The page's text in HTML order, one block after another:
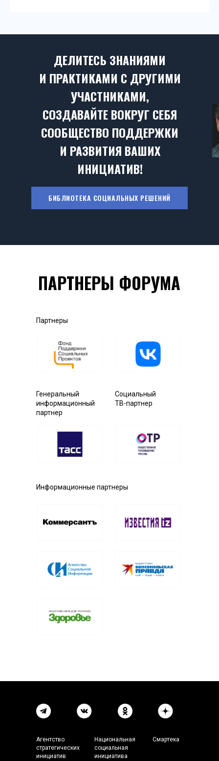
БИБЛИОТЕКА СОЦИАЛЬНЫХ РЕШЕНИЙ
ДЕЛИТЕСЬ ЗНАНИЯМИ
И ПРАКТИКАМИ С ДРУГИМИ
УЧАСТНИКАМИ,
СОЗДАВАЙТЕ ВОКРУГ СЕБЯ
СООБЩЕСТВО ПОДДЕРЖКИ
И РАЗВИТИЯ ВАШИХ
ИНИЦИАТИВ!
ПАРТНЕРЫ ФОРУМА
Партнеры
Генеральный
информационный
партнер
Социальный
ТВ-партнер
Информационные партнеры
Агентство
стратегических
инициатив
Национальная
социальная
инициатива
Смартека